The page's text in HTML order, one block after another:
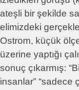
ateşli bir şekilde
elimizdeki
Ostrom, küçük
üzerine yaptığı
sonuç çıkarmış:
insanlar” “sadece